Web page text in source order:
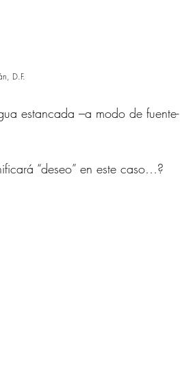
D.F.
estancada –a modo de fuente-
“deseo” en este caso…?